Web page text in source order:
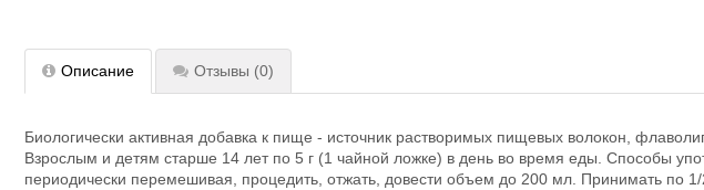
Описание Отзывы (0)
Биологически активная добавка к пище - источник растворимых пищевых волокон,
Взрослым и детям старше 14 лет по 5 г (1 чайной ложке) в день во время еды. Способы
периодически перемешивая, процедить, отжать, довести объем до 200 мл. Принимать по